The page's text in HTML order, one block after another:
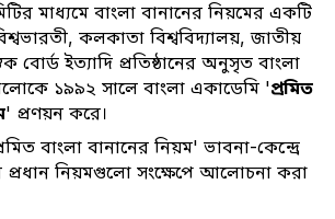
মাধ্যমে বাংলা বানানের নিয়মের একটি
কলকাতা বিশ্ববিদ্যালয়, জাতীয়
বোর্ড ইত্যাদি প্রতিষ্ঠানের অনুসৃত বাংলা
১৯৯২ সালে বাংলা একাডেমি 'প্রমিত
' প্রণয়ন করে।
বাংলা বানানের নিয়ম' ভাবনা-কেন্দ্রে
প্রধান নিয়মগুলো সংক্ষেপে আলোচনা করা